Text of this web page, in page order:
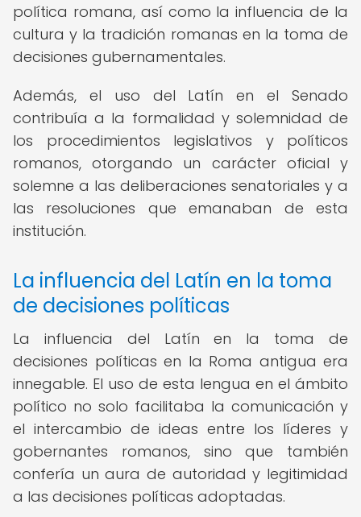
política romana, así como la influencia de la
cultura y la tradición romanas en la toma de
decisiones gubernamentales.
Además, el uso del Latín en el Senado
contribuía a la formalidad y solemnidad de
los procedimientos legislativos y políticos
romanos, otorgando un carácter oficial y
solemne a las deliberaciones senatoriales y a
las resoluciones que emanaban de esta
institución.
La influencia del Latín en la toma
de decisiones políticas
La influencia del Latín en la toma de
decisiones políticas en la Roma antigua era
innegable. El uso de esta lengua en el ámbito
político no solo facilitaba la comunicación y
el intercambio de ideas entre los líderes y
gobernantes romanos, sino que también
confería un aura de autoridad y legitimidad
a las decisiones políticas adoptadas.